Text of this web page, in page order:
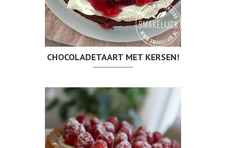
CHOCOLADETAART MET KERSEN!